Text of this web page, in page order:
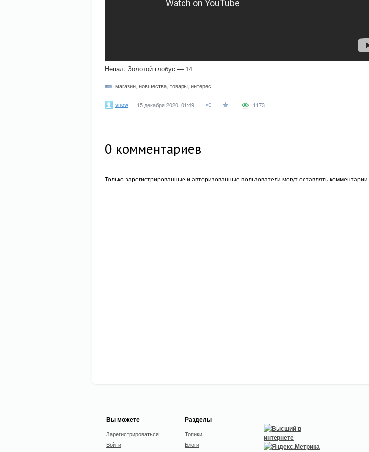
Непал. Золотой глобус — 14
магазин новшества товары интерес
snow 15 декабря 2020, 01:49 1173
0 комментариев
Только зарегистрированные и авторизованные пользователи могут оставлять комментарии.
Вы можете
Зарегистрироваться
Войти
Разделы
Топики
Блоги